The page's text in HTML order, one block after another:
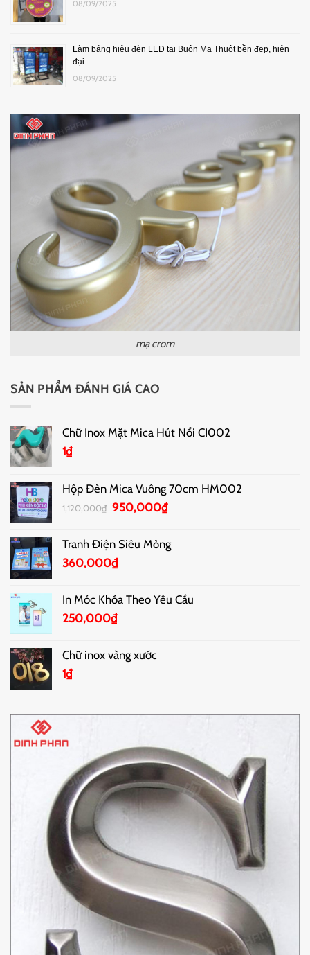
08/09/2025
Làm bảng hiệu đèn LED tại Buôn Ma Thuột bền đẹp, hiện
đại
08/09/2025
mạ crom
SẢN PHẨM ĐÁNH GIÁ CAO
Chữ Inox Mặt Mica Hút Nổi CI002
1₫
Hộp Đèn Mica Vuông 70cm HM002
1,120,000₫ Giá
là:
1,120,000₫.
950,000₫Giá
là:
Tranh Điện Siêu Mỏng
360,000₫
In Móc Khóa Theo Yêu Cầu
250,000₫
Chữ inox vàng xước
1₫